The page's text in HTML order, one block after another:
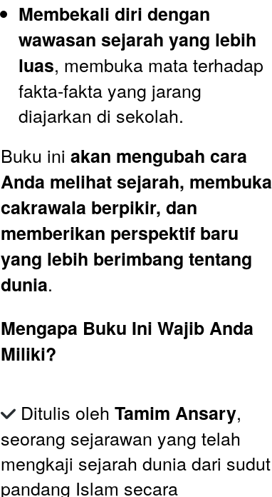
Membekali diri dengan
wawasan sejarah yang lebih
luas, membuka mata terhadap
fakta-fakta yang jarang
diajarkan di sekolah.
Buku ini akan mengubah cara
Anda melihat sejarah, membuka
cakrawala berpikir, dan
memberikan perspektif baru
yang lebih berimbang tentang
dunia.
Mengapa Buku Ini Wajib Anda
Miliki?
Ditulis oleh Tamim Ansary,
seorang sejarawan yang telah
mengkaji sejarah dunia dari sudut
pandang Islam secara